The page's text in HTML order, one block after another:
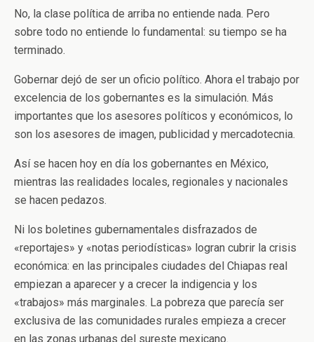
No, la clase política de arriba no entiende nada. Pero
sobre todo no entiende lo fundamental: su tiempo se ha
terminado.
Gobernar dejó de ser un oficio político. Ahora el trabajo por
excelencia de los gobernantes es la simulación. Más
importantes que los asesores políticos y económicos, lo
son los asesores de imagen, publicidad y mercadotecnia.
Así se hacen hoy en día los gobernantes en México,
mientras las realidades locales, regionales y nacionales
se hacen pedazos.
Ni los boletines gubernamentales disfrazados de
«reportajes» y «notas periodísticas» logran cubrir la crisis
económica: en las principales ciudades del Chiapas real
empiezan a aparecer y a crecer la indigencia y los
«trabajos» más marginales. La pobreza que parecía ser
exclusiva de las comunidades rurales empieza a crecer
en las zonas urbanas del sureste mexicano.